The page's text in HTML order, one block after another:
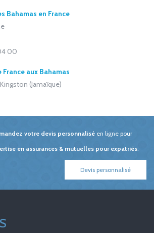
Bahamas en France
00
aux Bahamas
(Jamaïque)
votre devis personnalisé en ligne pour
en assurances & mutuelles pour expatriés.
Devis personnalisé